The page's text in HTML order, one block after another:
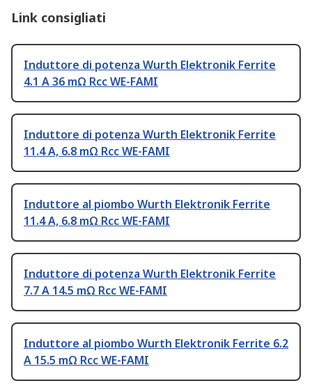
Link consigliati
Induttore di potenza Wurth Elektronik Ferrite
4.1 A 36 mΩ Rcc WE-FAMI
Induttore di potenza Wurth Elektronik Ferrite
11.4 A, 6.8 mΩ Rcc WE-FAMI
Induttore al piombo Wurth Elektronik Ferrite
11.4 A, 6.8 mΩ Rcc WE-FAMI
Induttore di potenza Wurth Elektronik Ferrite
7.7 A 14.5 mΩ Rcc WE-FAMI
Induttore al piombo Wurth Elektronik Ferrite 6.2
A 15.5 mΩ Rcc WE-FAMI